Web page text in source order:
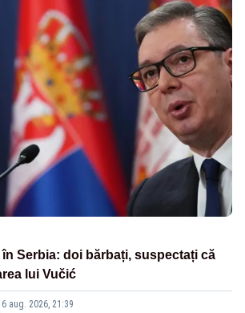
Serbia: doi bărbați, suspectați că
lui Vučić
6 aug. 2026, 21:39